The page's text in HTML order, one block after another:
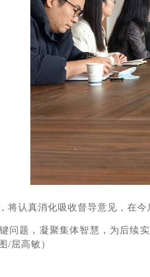
将认真消化吸收督导意见，在
问题，凝聚集体智慧，为后续
/屈高敏）